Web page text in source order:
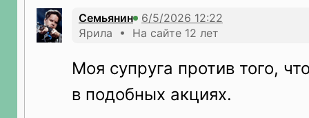
Семьянин
Ярила • На сайте 12 лет
Моя супруга против того,
в подобных акциях.